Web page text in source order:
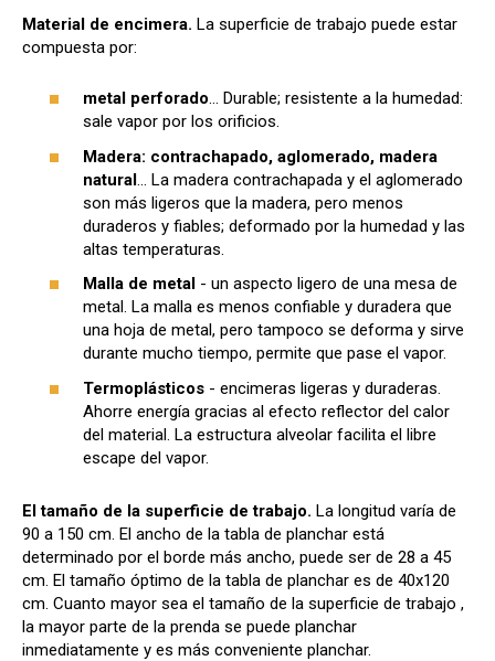
Material de encimera. La superficie de trabajo puede estar
compuesta por:
metal perforado... Durable; resistente a la humedad:
sale vapor por los orificios.
Madera: contrachapado, aglomerado, madera
natural... La madera contrachapada y el aglomerado
son más ligeros que la madera, pero menos
duraderos y fiables; deformado por la humedad y las
altas temperaturas.
Malla de metal - un aspecto ligero de una mesa de
metal. La malla es menos confiable y duradera que
una hoja de metal, pero tampoco se deforma y sirve
durante mucho tiempo, permite que pase el vapor.
Termoplásticos - encimeras ligeras y duraderas.
Ahorre energía gracias al efecto reflector del calor
del material. La estructura alveolar facilita el libre
escape del vapor.
El tamaño de la superficie de trabajo. La longitud varía de
90 a 150 cm. El ancho de la tabla de planchar está
determinado por el borde más ancho, puede ser de 28 a 45
cm. El tamaño óptimo de la tabla de planchar es de 40x120
cm. Cuanto mayor sea el tamaño de la superficie de trabajo ,
la mayor parte de la prenda se puede planchar
inmediatamente y es más conveniente planchar.